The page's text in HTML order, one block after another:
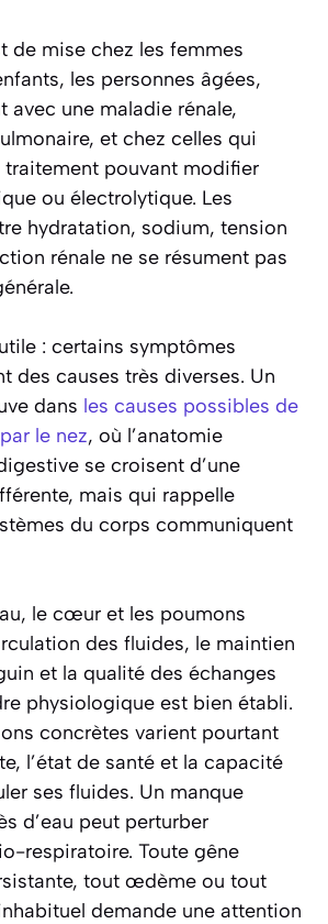
de mise chez les femmes
les personnes âgées,
avec une maladie rénale,
et chez celles qui
traitement pouvant modifier
ou électrolytique. Les
hydratation, sodium, tension
rénale ne se résument pas
: certains symptômes
des causes très diverses. Un
dans les causes possibles de
le nez, où l’anatomie
se croisent d’une
mais qui rappelle
du corps communiquent
le cœur et les poumons
des fluides, le maintien
et la qualité des échanges
physiologique est bien établi.
concrètes varient pourtant
l’état de santé et la capacité
ses fluides. Un manque
d’eau peut perturber
respiratoire. Toute gêne
tout œdème ou tout
demande une attention